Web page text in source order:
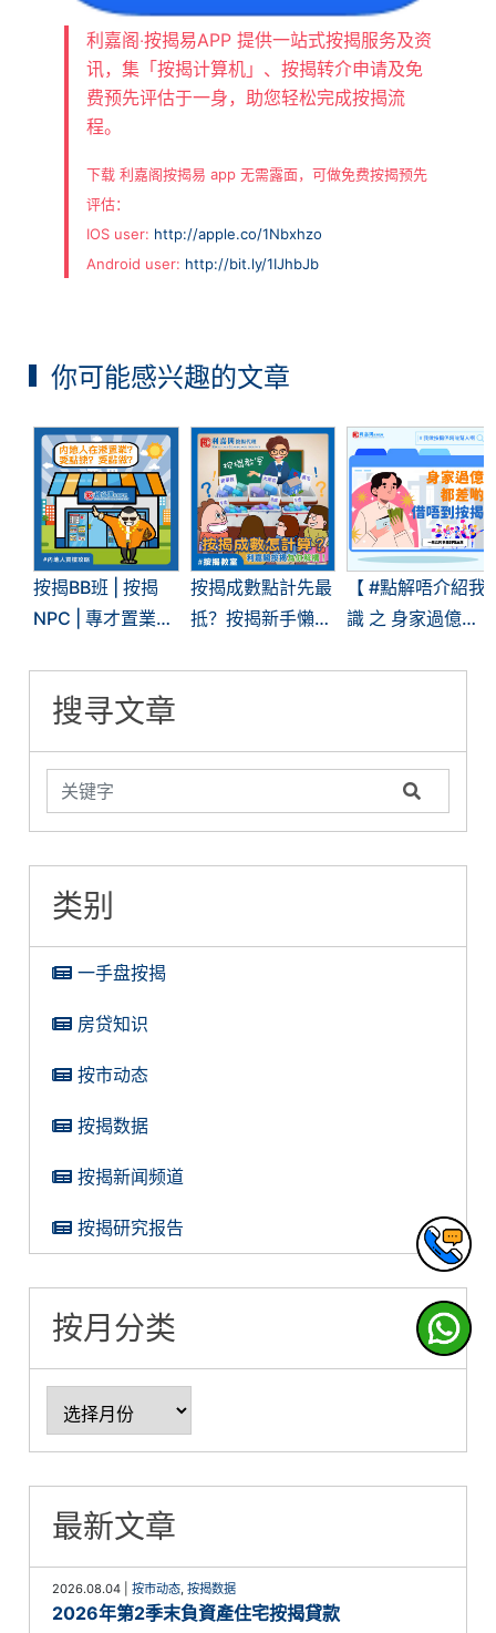
利嘉阁‧按揭易APP 提供一站式按揭服务及资
讯，集「按揭计算机」、按揭转介申请及免
费预先评估于一身，助您轻松完成按揭流
程。
下载 利嘉阁按揭易 app 无需露面，可做免费按揭预先
评估：
IOS user: http://apple.co/1Nbxhzo
Android user: http://bit.ly/1IJhbJb
你可能感兴趣的文章
按揭BB班 | 按揭
NPC | 專才置業按
做？
按揭成數點計先最
抵？按揭新手懶人
【 #點解唔介紹我
識 之 身家過億都
搜寻文章
类别
一手盘按揭
房贷知识
按市动态
按揭数据
按揭新闻频道
按揭研究报告
按月分类
最新文章
2026.08.04 |按市动态,按揭数据
2026年第2季末負資產住宅按揭貸款